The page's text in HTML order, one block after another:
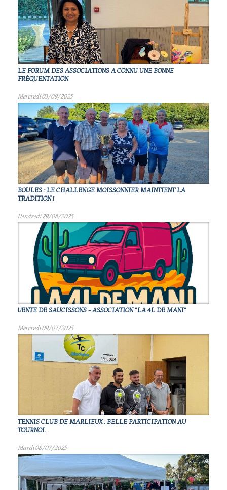
LE FORUM DES ASSOCIATIONS A CONNU UNE BONNE
FRÉQUENTATION
Mercredi 03/09/2025
BOULES : LE CHALLENGE MOISSONNIER MAINTIENT LA
TRADITION !
Vendredi 29/08/2025
VENTE DE SAUCISSONS - ASSOCIATION "LA 4L DE MANI"
Mercredi 09/07/2025
TENNIS CLUB DE MARLIEUX : BELLE PARTICIPATION AU
TOURNOI.
Mardi 08/07/2025